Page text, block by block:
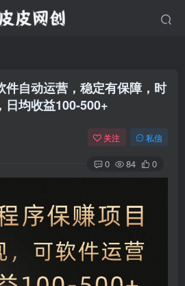
件自动运营，稳定有保障，时
日均收益100-500+
关注 私信
0 84 0